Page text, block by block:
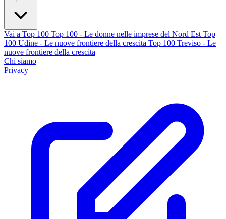
Vai a Top 100 Top 100 - Le donne nelle imprese del Nord Est Top
100 Udine - Le nuove frontiere della crescita Top 100 Treviso - Le
nuove frontiere della crescita
Chi siamo
Privacy